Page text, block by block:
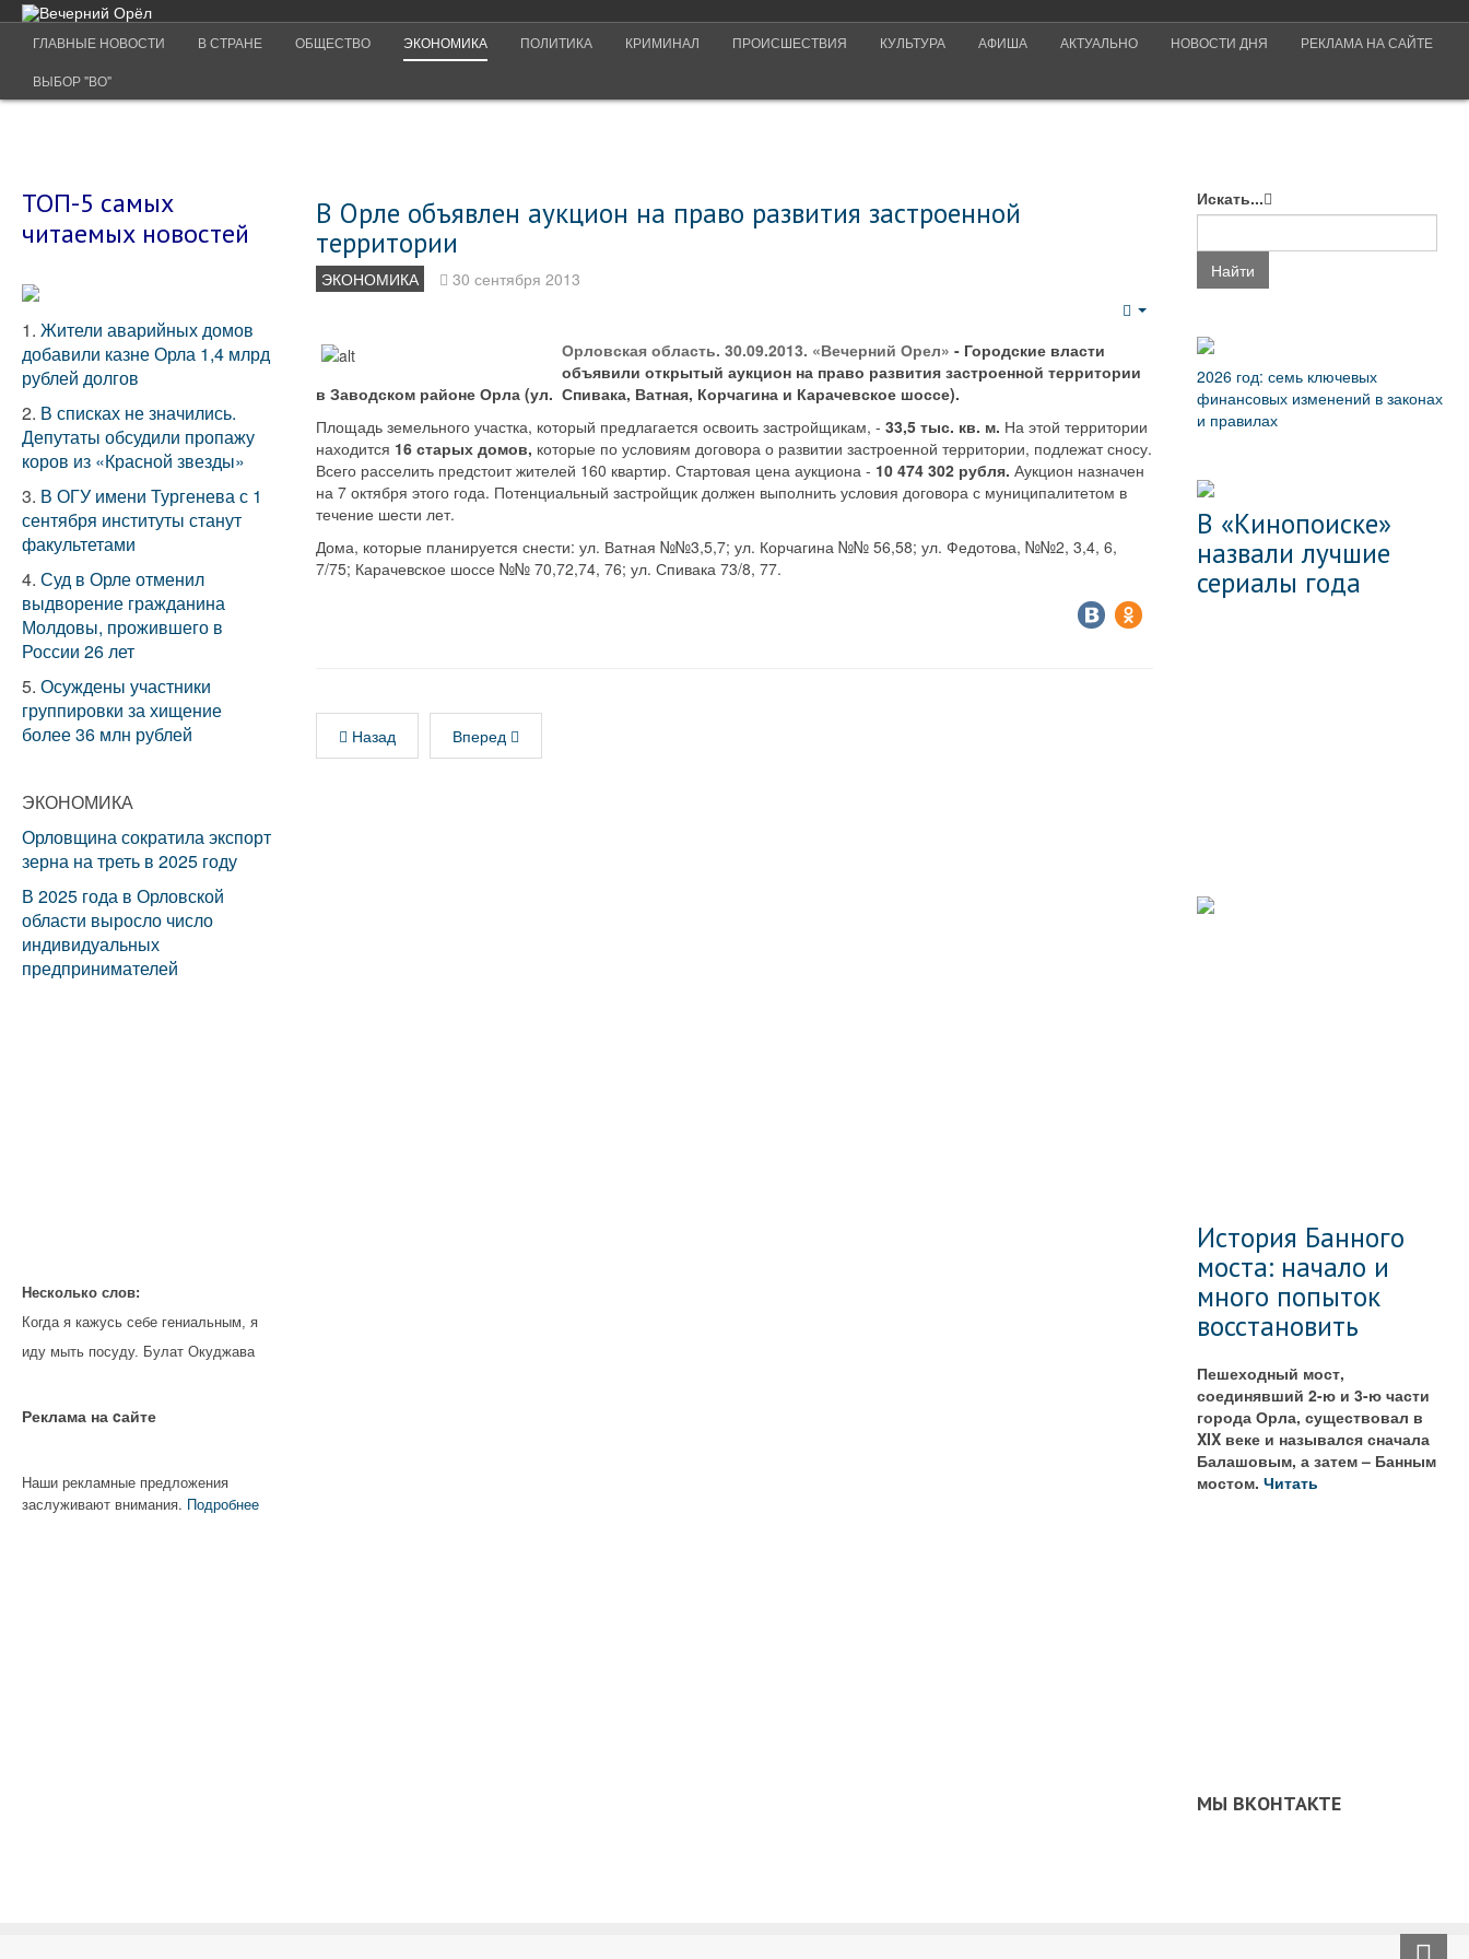
ГЛАВНЫЕ НОВОСТИ В СТРАНЕ ОБЩЕСТВО ЭКОНОМИКА ПОЛИТИКА КРИМИНАЛ ПРОИСШЕСТВИЯ КУЛЬТУРА АФИША АКТУАЛЬНО НОВОСТИ ДНЯ РЕКЛАМА НА САЙТЕ
ВЫБОР "ВО"
В Орле объявлен аукцион на право развития застроенной
территории
ЭКОНОМИКА 30 сентября 2013
Орловская область. 30.09.2013. «Вечерний Орел» - Городские власти
объявили открытый аукцион на право развития застроенной территории
в Заводском районе Орла (ул. Спивака, Ватная, Корчагина и Карачевское шоссе).
Площадь земельного участка, который предлагается освоить застройщикам, - 33,5 тыс. кв. м. На этой территории
находится 16 старых домов, которые по условиям договора о развитии застроенной территории, подлежат сносу.
Всего расселить предстоит жителей 160 квартир. Стартовая цена аукциона - 10 474 302 рубля. Аукцион назначен
на 7 октября этого года. Потенциальный застройщик должен выполнить условия договора с муниципалитетом в
течение шести лет.
Дома, которые планируется снести: ул. Ватная №№3,5,7; ул. Корчагина №№ 56,58; ул. Федотова, №№2, 3,4, 6,
7/75; Карачевское шоссе №№ 70,72,74, 76; ул. Спивака 73/8, 77.
Назад Вперед
ТОП-5 самых
читаемых новостей
1. Жители аварийных домов
добавили казне Орла 1,4 млрд
рублей долгов
2. В списках не значились.
Депутаты обсудили пропажу
коров из «Красной звезды»
3. В ОГУ имени Тургенева с 1
сентября институты станут
факультетами
4. Суд в Орле отменил
выдворение гражданина
Молдовы, прожившего в
России 26 лет
5. Осуждены участники
группировки за хищение
более 36 млн рублей
ЭКОНОМИКА
Орловщина сократила экспорт
зерна на треть в 2025 году
В 2025 года в Орловской
области выросло число
индивидуальных
предпринимателей
Несколько слов:
Когда я кажусь себе гениальным, я
иду мыть посуду. Булат Окуджава
Реклама на cайте
Наши рекламные предложения
заслуживают внимания. Подробнее
Искать...
Найти
2026 год: семь ключевых
финансовых изменений в законах
и правилах
В «Кинопоиске»
назвали лучшие
сериалы года
История Банного
моста: начало и
много попыток
восстановить
Пешеходный мост,
соединявший 2-ю и 3-ю части
города Орла, существовал в
XIX веке и назывался сначала
Балашовым, а затем – Банным
мостом.Читать
МЫ ВКОНТАКТЕ